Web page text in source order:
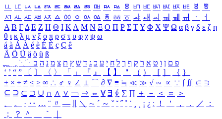
ㅥ ㅦ ㅧ ㅨ ㅩ ㅪ ㅫ ㅬ ㅭ ㅮ ㅯ ㅰ ㅱ ㅲ ㅳ ㅴ ㅵ ㅶ ㅷ ㅸ
ㅹ
ㅺ ㅻ ㅼ ㅽ ㅾ ㅿ ㆀ ㆁ ㆂ ㆃ ㆄ ㆅ ㆆ ㆇ ㆈ ㆉ ㆊ ㆋ ㆌ ㆍ
ㆎ
Α Β ΓΔ Ε Ζ Η Θ Ι ΚΛ Μ Ν Ξ Ο Π Ρ Σ ΤΥ Φ Χ Ψ Ω α β γ δ ε ζ η
θ ι κ λ μ ν ξ ο π ρ σ τ υ φ χ ψ ω
á à Á À é è É È ç Ç ê
Ä Ö Ü ä ö ü ß
ִֶֹ ֻּ ׁׂ פ ם ן ו ט א ר ק ף ך ל ח י ע כ ג ד ש ץ ת צ מ נ ה ב
‘ ’ “ ” 〔 〕 〈 〉 「 」 『 』 【 】 ＂ （ ） ［ ］ ｛ ｝
± × ÷ ≠ ≤ ≥ ∞ ∴ ♂ ♀ ∠ ⊥ ⌒ ∂ ∇ ≡ ≒ ≪ ≫ √ ∽ ∝ ∵ ∫ ∬ ∈ ∋
⊆ ⊇ ⊂ ⊃ ∪ ∩ ∧ ∨ ￢ ⇒ ⇔ ∀ ∃ ∮ ∑ ∏ ＋ － ＜ ＝
＞
、
。 · ‥ … ¨ 〃 ― ＼ ∼ ´ ～ ˇ ˘ ˝ ˚ ˙ ¸ ¡ ¿ ː ！ ＇ ， ． ／
：
；
？ ＾ ｀